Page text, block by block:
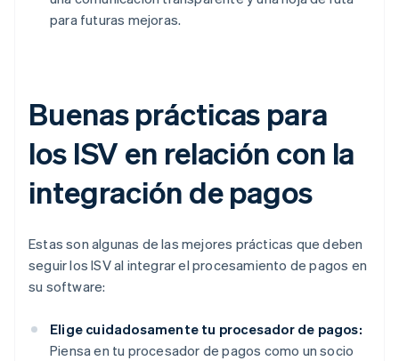
para futuras mejoras.
Buenas prácticas para
los ISV en relación con la
integración de pagos
Estas son algunas de las mejores prácticas que deben
seguir los ISV al integrar el procesamiento de pagos en
su software:
Elige cuidadosamente tu procesador de pagos:
Piensa en tu procesador de pagos como un socio